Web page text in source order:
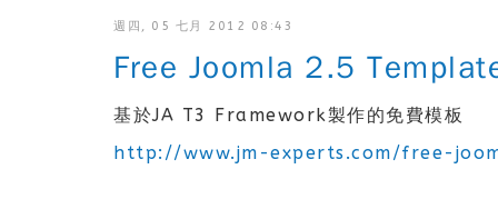
週四, 05 七月 2012 08:43
Free Joomla 2.5
基於JA T3 Framework製作的免費模板
http://www.jm-experts.com/free-